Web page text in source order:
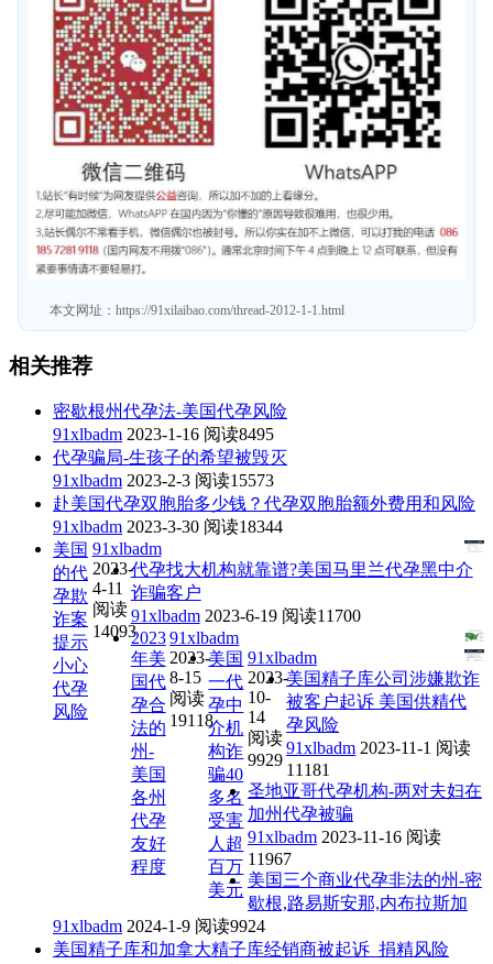
本文网址： https://91xilaibao.com/thread-2012-1-1.html
相关推荐
密歇根州代孕法-美国代孕风险
91xlbadm 2023-1-16 阅读8495
代孕骗局-生孩子的希望被毁灭
91xlbadm 2023-2-3 阅读15573
赴美国代孕双胞胎多少钱？代孕双胞胎额外费用和风险
91xlbadm 2023-3-30 阅读18344
美国
的代
孕欺
诈案
提示
小心
代孕
风险
91xlbadm
2023-
4-11
阅读
14093
代孕找大机构就靠谱?美国马里兰代孕黑中介
诈骗客户
91xlbadm 2023-6-19 阅读11700
2023
年美
国代
孕合
法的
州-
美国
各州
代孕
友好
程度
91xlbadm
2023-
8-15
阅读
19118
美国
一代
孕中
介机
构诈
骗40
多名
受害
人超
百万
美元
91xlbadm
2023-
10-
14
阅读
9929
美国精子库公司涉嫌欺诈
被客户起诉 美国供精代
孕风险
91xlbadm 2023-11-1 阅读
11181
圣地亚哥代孕机构-两对夫妇在
加州代孕被骗
91xlbadm 2023-11-16 阅读
11967
美国三个商业代孕非法的州-密
歇根,路易斯安那,内布拉斯加
91xlbadm 2024-1-9 阅读9924
美国精子库和加拿大精子库经销商被起诉_捐精风险